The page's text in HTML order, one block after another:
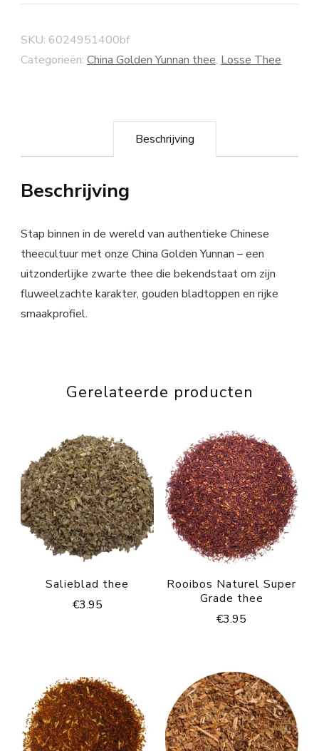
SKU: 6024951400bf
Categorieën: China Golden Yunnan thee, Losse Thee
Beschrijving
Beschrijving
Stap binnen in de wereld van authentieke Chinese
theecultuur met onze China Golden Yunnan – een
uitzonderlijke zwarte thee die bekendstaat om zijn
fluweelzachte karakter, gouden bladtoppen en rijke
smaakprofiel.
Gerelateerde producten
Salieblad thee
€3.95
Rooibos Naturel Super
Grade thee
€3.95